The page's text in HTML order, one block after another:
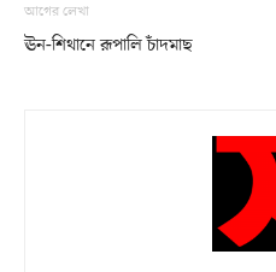
আগের লেখা
ঊন-শিথানে রূপালি চাঁদমাছ